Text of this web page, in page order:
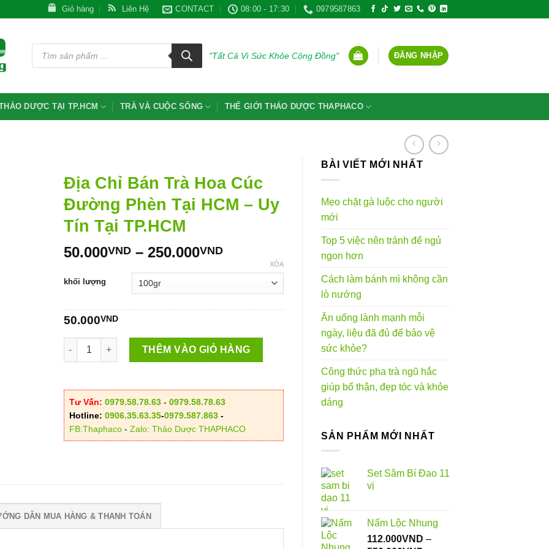
Giỏ hàng Liên Hệ CONTACT 08:00 - 17:30 0979587863
Tìm
kiếm
phẩm
"Tất Cả Vì Sức Khỏe Cộng Đồng" ĐĂNG NHẬP
DƯỢC TẠI TP.HCM TRÀ VÀ CUỘC SỐNG THẾ GIỚI THẢO DƯỢC THAPHACO
BÀI VIẾT MỚI NHẤT
Mẹo chặt gà luộc cho người
mới
Top 5 việc nên tránh để ngủ
ngon hơn
Cách làm bánh mì không cần
lò nướng
Ăn uống lành mạnh mỗi
ngày, liệu đã đủ để bảo vệ
sức khỏe?
Công thức pha trà ngũ hắc
giúp bổ thận, đẹp tóc và khỏe
dáng
SẢN PHẨM MỚI NHẤT
Set Sâm Bí Đao 11
vị
Nấm Lộc Nhung
112.000VND –
Địa Chỉ Bán Trà Hoa Cúc
Đường Phèn Tại HCM – Uy
Tín Tại TP.HCM
50.000VND – 250.000VNDKhoảng
50.000VND
đến
khối lượng
XÓA
50.000VND
Địa Chỉ Bán Trà Hoa Cúc Đường Phèn Tại HCM – Uy Tín Tại TP.HCM số lượng
THÊM VÀO GIỎ HÀNG
Tư Vấn: 0979.58.78.63- 0979.58.78.63
Hotline: 0906.35.63.35-0979.587.863-
FB:Thaphaco- Zalo: Thảo Dược THAPHACO
DẪN MUA HÀNG & THANH TOÁN